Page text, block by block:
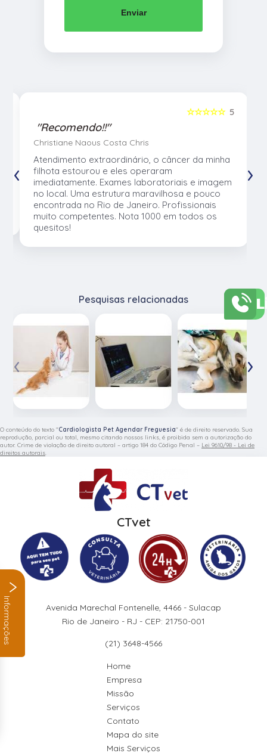
Enviar
5
☆☆☆☆☆
"Recomendo!!"
Christiane Naous Costa Chris
Atendimento extraordinário, o câncer da minha
filhota estourou e eles operaram
imediatamente. Exames laboratoriais e imagem
no local. Uma estrutura maravilhosa e pouco
encontrada no Rio de Janeiro. Profissionais
muito competentes. Nota 1000 em todos os
quesitos!
‹ ›
Pesquisas relacionadas
‹ ›
O conteúdo do texto "Cardiologista Pet Agendar Freguesia" é de direito reservado. Sua
reprodução, parcial ou total, mesmo citando nossos links, é proibida sem a autorização do
autor. Crime de violação de direito autoral – artigo 184 do Código Penal – Lei 9610/98 - Lei de
direitos autorais.
CTvet
Avenida Marechal Fontenelle, 4466 - Sulacap
Rio de Janeiro - RJ - CEP: 21750-001
(21) 3648-4566
Home
Empresa
Missão
Serviços
Contato
Mapa do site
Mais Serviços
Informações